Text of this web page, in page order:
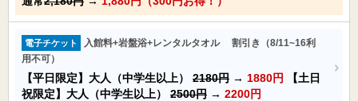
電子チケット
入館料+岩盤浴+レンタルタオル 割引き（8/11~16利
用不可）
【平日限定】大人（中学生以上） 2180円 → 1880円
【土日
祝限定】大人（中学生以上） 2500円 → 2200円